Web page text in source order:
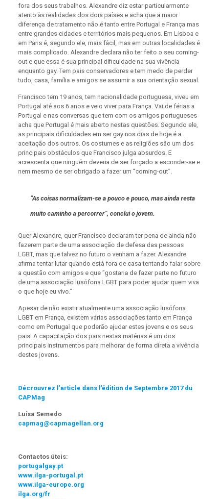
fora dos seus trabalhos. Alexandre diz estar particularmente
atento às realidades dos dois países e acha que a maior
diferença de tratamento não é tanto entre Portugal e França mas
entre grandes cidades e territórios mais pequenos. Em Lisboa e
em Paris é, segundo ele, mais fácil, mas em outras localidades é
mais complicado. Alexandre declara não ter feito o seu coming-
out e que essa é sua principal dificuldade na sua vivência
enquanto gay. Tem pais conservadores e tem medo de perder
tudo, casa, família e amigos se assumir a sua orientação sexual.
Francisco tem 19 anos, tem nacionalidade portuguesa, viveu em
Portugal até aos 6 anos e veio viver para França. Vai de férias a
Portugal e nas conversas que tem com os amigos portugueses
acha que Portugal é mais aberto nestas questões. Segundo ele,
as principais dificuldades em ser gay nos dias de hoje é a
aceitação dos outros. Os costumes e as religiões são um dos
principais obstáculos que Francisco julga absurdos. E
acrescenta que ninguém deveria de ser forçado a esconder-se e
nem mesmo de ser obrigado a fazer um “coming-out”.
“As coisas normalizam-se a pouco e pouco, mas ainda resta
muito caminho a percorrer”, conclui o jovem.
Quer Alexandre, quer Francisco declaram ter pena de ainda não
fazerem parte de uma associação de defesa das pessoas
LGBT, mas que talvez no futuro o venham a fazer. Alexandre
afirma tentar lutar quando está fora de casa tentando falar sobre
a questão com amigos e que “gostaria de fazer parte no futuro
de uma associação lusófona LGBT para poder ajudar quem viva
o que hoje eu vivo.”
Apesar de não existir atualmente uma associação lusófona
LGBT em França, existem várias associações tanto em França
como em Portugal que poderão ajudar estes jovens e os seus
pais. A capacitação dos pais nestas matérias é um dos
principais instrumentos para melhorar de forma direta a vivência
destes jovens.
Décrouvrez l’article dans l’édition de Septembre 2017 du
CAPMag
Luísa Semedo
capmag@capmagellan.org
Contactos úteis:
portugalgay.pt
www.ilga-portugal.pt
www.ilga-europe.org
ilga.org/fr